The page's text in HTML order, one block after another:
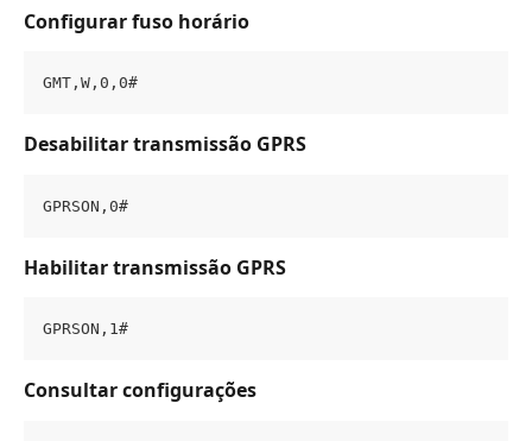
Configurar fuso horário
GMT,W,0,0#
Desabilitar transmissão GPRS
GPRSON,0#
Habilitar transmissão GPRS
GPRSON,1#
Consultar configurações